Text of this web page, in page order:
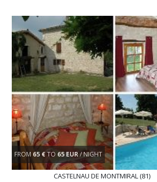
FROM 65 €TO 65 EUR/ NIGHT
CASTELNAU DE MONTMIRAL (81)